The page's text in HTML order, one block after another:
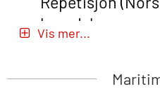
E-læring
Basic Safety
Vis mer...